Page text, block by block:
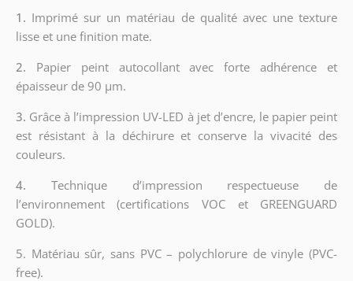
1. Imprimé sur un matériau de qualité avec une texture
lisse et une finition mate.
2. Papier peint autocollant avec forte adhérence et
épaisseur de 90 µm.
3. Grâce à l’impression UV-LED à jet d’encre, le papier peint
est résistant à la déchirure et conserve la vivacité des
couleurs.
4. Technique d’impression respectueuse de
l’environnement (certifications VOC et GREENGUARD
GOLD).
5. Matériau sûr, sans PVC – polychlorure de vinyle (PVC-
free).